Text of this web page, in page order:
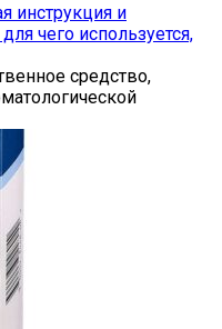
инструкция и
чего используется,
средство,